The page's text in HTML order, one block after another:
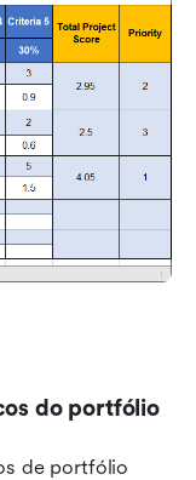
do portfólio
de portfólio